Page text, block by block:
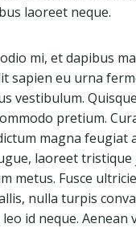
laoreet neque.
mi, et dapibus
sapien eu urna
vestibulum.
pretium.
magna feugiat
laoreet tristique
metus. Fusce
nulla turpis
id neque. Aenean